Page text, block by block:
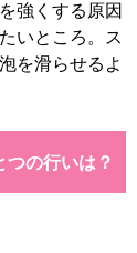
強くする原因
いところ。ス
を滑らせるよ
つの行いは？